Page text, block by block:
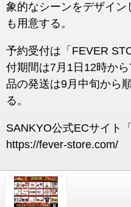
象的なシーンをデザイ
も用意する。
予約受付は「FEVER
付期間は7月1日12時か
品の発送は9月中旬から
る。
SANKYO公式ECサイト
https://fever-store.com/